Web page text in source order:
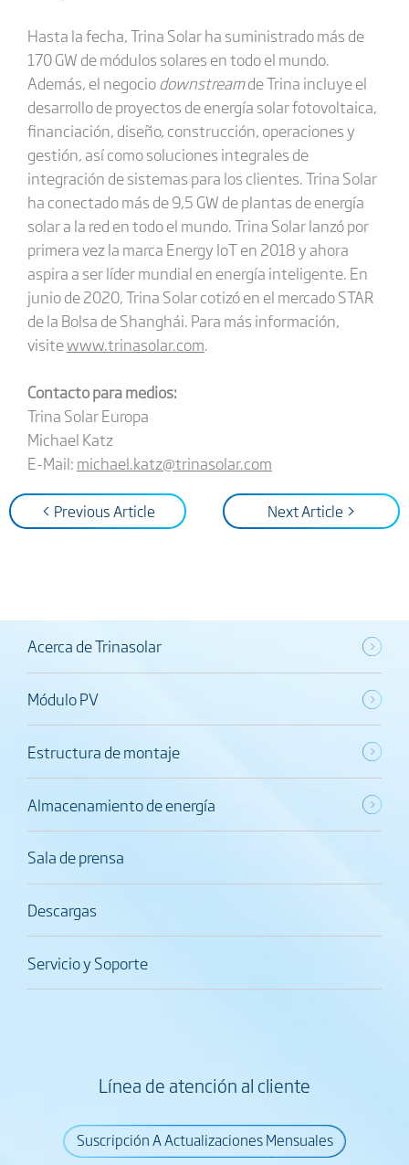
Hasta la fecha, Trina Solar ha suministrado más de
170 GW de módulos solares en todo el mundo.
Además, el negociodownstreamde Trina incluye el
desarrollo de proyectos de energía solar fotovoltaica,
financiación, diseño, construcción, operaciones y
gestión, así como soluciones integrales de
integración de sistemas para los clientes. Trina Solar
ha conectado más de 9,5 GW de plantas de energía
solar a la red en todo el mundo. Trina Solar lanzó por
primera vez la marca Energy IoT en 2018 y ahora
aspira a ser líder mundial en energía inteligente. En
junio de 2020, Trina Solar cotizó en el mercado STAR
de la Bolsa de Shanghái. Para más información,
visitewww.trinasolar.com.
Contacto para medios:
Trina Solar Europa
Michael Katz
E-Mail: michael.katz@trinasolar.com
< Previous Article Next Article >
Acerca de Trinasolar
Módulo PV
Estructura de montaje
Almacenamiento de energía
Sala de prensa
Descargas
Servicio y Soporte
Línea de atención al cliente
Suscripción A Actualizaciones Mensuales